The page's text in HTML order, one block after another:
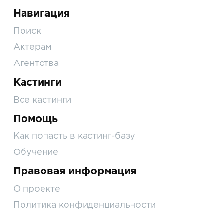
Навигация
Поиск
Актерам
Агентства
Кастинги
Все кастинги
Помощь
Как попасть в кастинг-базу
Обучение
Правовая информация
О проекте
Политика конфиденциальности